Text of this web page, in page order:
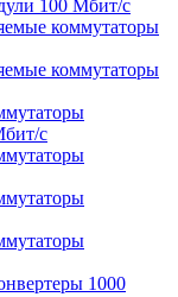
100 Мбит/c
коммутаторы
коммутаторы
с
1000